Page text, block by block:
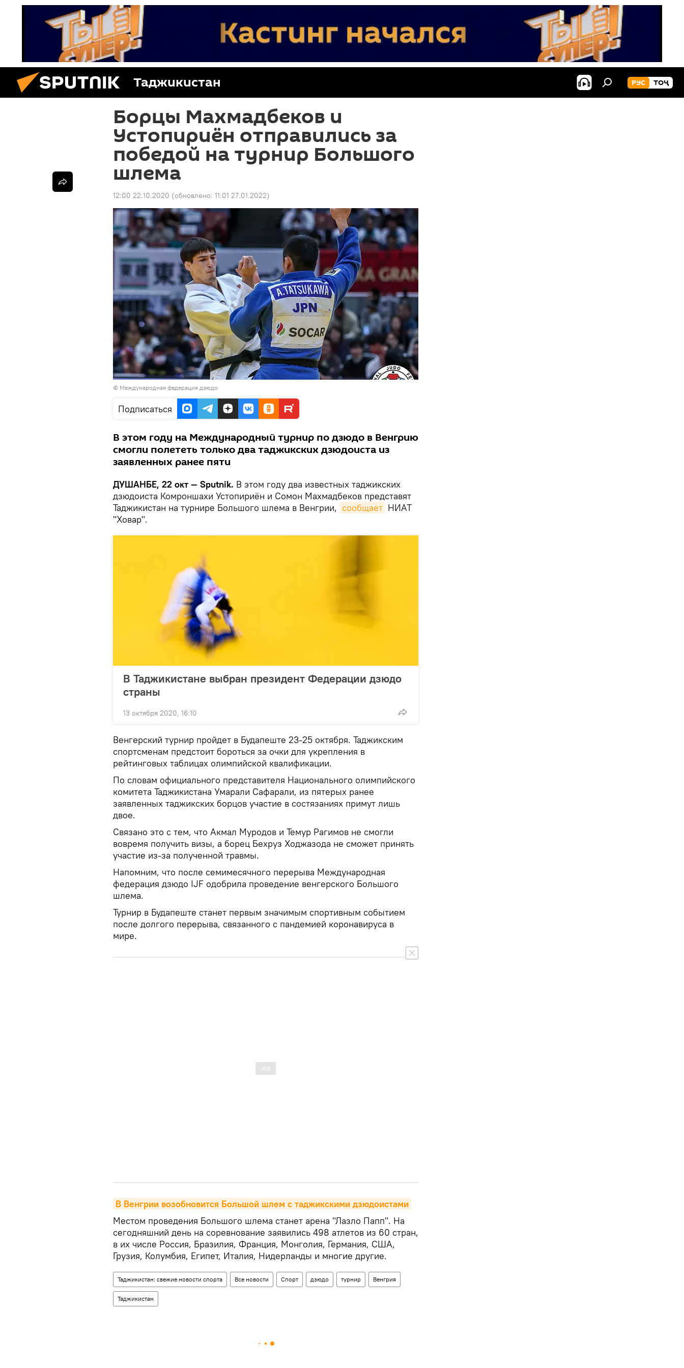
Таджикистан РУС ТОҶ
Борцы Махмадбеков и
Устопириён отправились за
победой на турнир Большого
шлема
12:00 22.10.2020 (обновлено: 11:01 27.01.2022)
© Международная федерация дзюдо
Подписаться
В этом году на Международный турнир по дзюдо в Венгрию
смогли полететь только два таджикских дзюдоиста из
заявленных ранее пяти
ДУШАНБЕ, 22 окт — Sputnik. В этом году два известных таджикских
дзюдоиста Комроншахи Устопириён и Сомон Махмадбеков представят
Таджикистан на турнире Большого шлема в Венгрии, сообщает НИАТ
"Ховар".
В Таджикистане выбран президент Федерации дзюдо
страны
13 октября 2020, 16:10
Венгерский турнир пройдет в Будапеште 23-25 ​​октября. Таджикским
спортсменам предстоит бороться за очки для укрепления в
рейтинговых таблицах олимпийской квалификации.
По словам официального представителя Национального олимпийского
комитета Таджикистана Умарали Сафарали, из пятерых ранее
заявленных таджикских борцов участие в состязаниях примут лишь
двое.
Связано это с тем, что Акмал Муродов и Темур Рагимов не смогли
вовремя получить визы, а борец Бехруз Ходжазода не сможет принять
участие из-за полученной травмы.
Напомним, что после семимесячного перерыва Международная
федерация дзюдо IJF одобрила проведение венгерского Большого
шлема.
Турнир в Будапеште станет первым значимым спортивным событием
после долгого перерыва, связанного с пандемией коронавируса в
мире.
В Венгрии возобновится Большой шлем с таджикскими дзюдоистами
Местом проведения Большого шлема станет арена "Лазло Папп". На
сегодняшний день на соревнование заявились 498 атлетов из 60 стран,
в их числе Россия, Бразилия, Франция, Монголия, Германия, США,
Грузия, Колумбия, Египет, Италия, Нидерланды и многие другие.
Таджикистан: свежие новости спорта Все новости Спорт дзюдо турнир Венгрия
Таджикистан